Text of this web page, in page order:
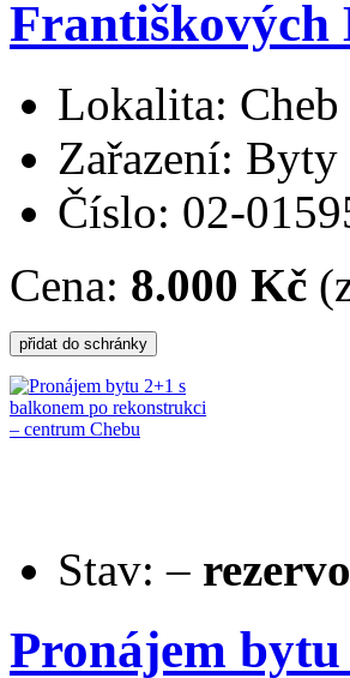
Františkových
Lokalita: Cheb
Zařazení: Byty
Číslo: 02-
Cena: 8.000 Kč
Stav: –
Pronájem